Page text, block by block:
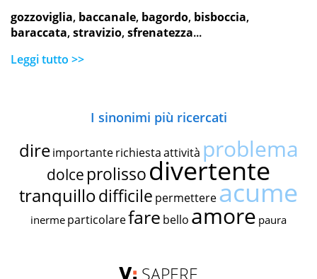
gozzoviglia, baccanale, bagordo, bisboccia,
baraccata,stravizio,sfrenatezza...
Leggi tutto >>
I sinonimi più ricercati
dire importante richiestaattività problema
dolce prolissodivertente
tranquillodifficile permettereacume
inerme particolarefare bello amore paura
SAPERE